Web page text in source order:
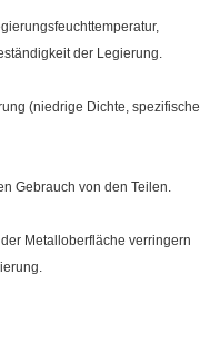
der Legierung.
(niedrige Dichte, spezifische
Gebrauch von den Teilen.
Metalloberfläche verringern